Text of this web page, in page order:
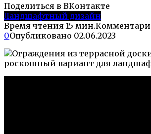
Поделиться в ВКонтакте
Ландшафтный дизайн
Время чтения 15 мин.
0Опубликовано 02.06.2023